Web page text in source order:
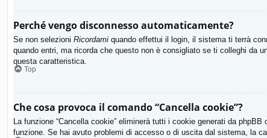
Perché vengo disconnesso automaticamente?
Se non selezioni Ricordami quando effettui il login, il sistema ti terrà
quando entri, ma ricorda che questo non è consigliato se ti colleghi da
questa caratteristica.
Top
Che cosa provoca il comando “Cancella cookie”?
La funzione “Cancella cookie” eliminerà tutti i cookie generati da
funzione. Se hai avuto problemi di accesso o di uscita dal sistema, la